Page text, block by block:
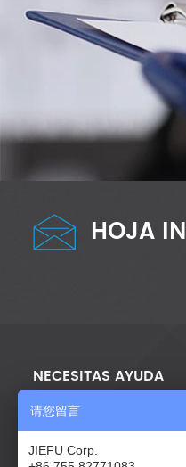
HOJA
NECESITAS AYUDA
Casa
Productos
请您留言
JIEFU Corp.